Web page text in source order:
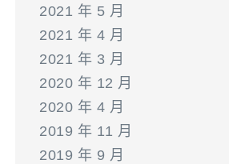
2021 年 5 月
2021 年 4 月
2021 年 3 月
2020 年 12 月
2020 年 4 月
2019 年 11 月
2019 年 9 月